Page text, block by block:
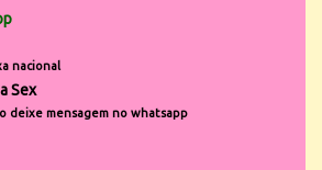
nacional
Sex
deixe mensagem no whatsapp